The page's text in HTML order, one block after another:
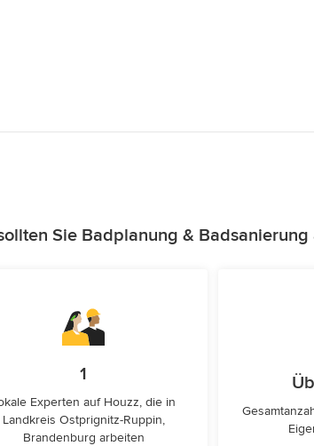
Sie Badplanung &
1
Experten auf Houzz, die in
Landkreis Ostprignitz-Ruppin,
Brandenburg arbeiten